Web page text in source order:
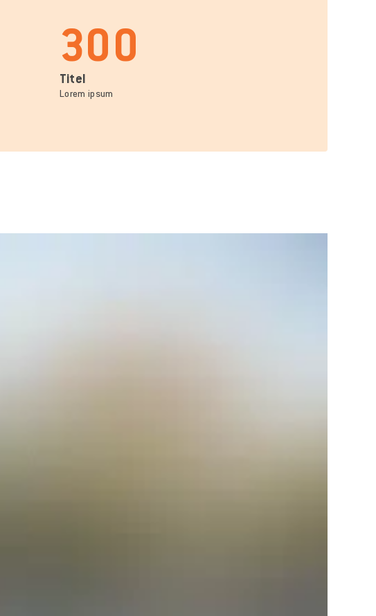
300
Titel
Lorem ipsum